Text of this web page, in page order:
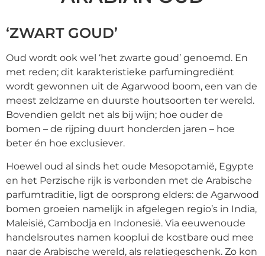
‘ZWART GOUD’
Oud wordt ook wel ‘het zwarte goud’ genoemd. En
met reden; dit karakteristieke parfumingrediënt
wordt gewonnen uit de Agarwood boom, een van de
meest zeldzame en duurste houtsoorten ter wereld.
Bovendien geldt net als bij wijn; hoe ouder de
bomen – de rijping duurt honderden jaren – hoe
beter én hoe exclusiever.
Hoewel oud al sinds het oude Mesopotamië, Egypte
en het Perzische rijk is verbonden met de Arabische
parfumtraditie, ligt de oorsprong elders: de Agarwood
bomen groeien namelijk in afgelegen regio’s in India,
Maleisië, Cambodja en Indonesië. Via eeuwenoude
handelsroutes namen kooplui de kostbare oud mee
naar de Arabische wereld, als relatiegeschenk. Zo kon